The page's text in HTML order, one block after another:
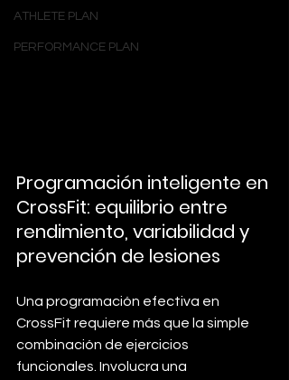
ATHLETE PLAN
PERFORMANCE PLAN
Programación inteligente en
CrossFit: equilibrio entre
rendimiento, variabilidad y
prevención de lesiones
Una programación efectiva en
CrossFit requiere más que la simple
combinación de ejercicios
funcionales. Involucra una